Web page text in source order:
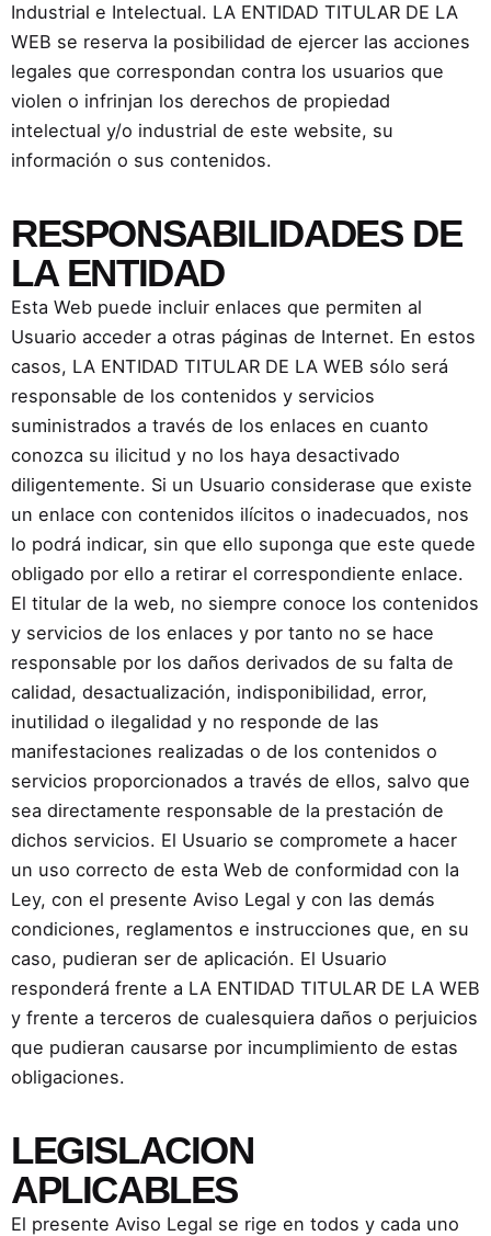
Industrial e Intelectual. LA ENTIDAD TITULAR DE LA
WEB se reserva la posibilidad de ejercer las acciones
legales que correspondan contra los usuarios que
violen o infrinjan los derechos de propiedad
intelectual y/o industrial de este website, su
información o sus contenidos.
RESPONSABILIDADES DE
LA ENTIDAD
Esta Web puede incluir enlaces que permiten al
Usuario acceder a otras páginas de Internet. En estos
casos, LA ENTIDAD TITULAR DE LA WEB sólo será
responsable de los contenidos y servicios
suministrados a través de los enlaces en cuanto
conozca su ilicitud y no los haya desactivado
diligentemente. Si un Usuario considerase que existe
un enlace con contenidos ilícitos o inadecuados, nos
lo podrá indicar, sin que ello suponga que este quede
obligado por ello a retirar el correspondiente enlace.
El titular de la web, no siempre conoce los contenidos
y servicios de los enlaces y por tanto no se hace
responsable por los daños derivados de su falta de
calidad, desactualización, indisponibilidad, error,
inutilidad o ilegalidad y no responde de las
manifestaciones realizadas o de los contenidos o
servicios proporcionados a través de ellos, salvo que
sea directamente responsable de la prestación de
dichos servicios. El Usuario se compromete a hacer
un uso correcto de esta Web de conformidad con la
Ley, con el presente Aviso Legal y con las demás
condiciones, reglamentos e instrucciones que, en su
caso, pudieran ser de aplicación. El Usuario
responderá frente a LA ENTIDAD TITULAR DE LA WEB
y frente a terceros de cualesquiera daños o perjuicios
que pudieran causarse por incumplimiento de estas
obligaciones.
LEGISLACION
APLICABLES
El presente Aviso Legal se rige en todos y cada uno